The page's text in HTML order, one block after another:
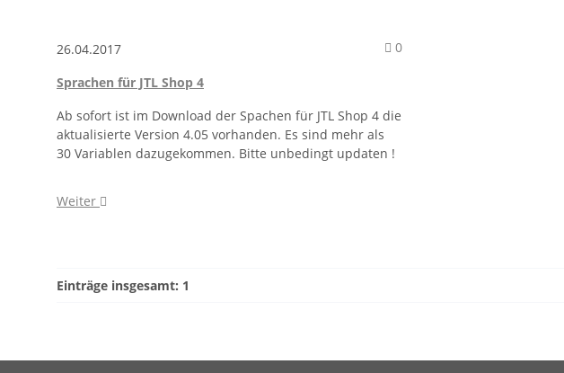
26.04.2017 Kommentare
0
Sprachen für JTL Shop 4
Ab sofort ist im Download der Spachen für JTL Shop 4 die
aktualisierte Version 4.05 vorhanden. Es sind mehr als
30 Variablen dazugekommen. Bitte unbedingt updaten !
Weiter
Einträge insgesamt: 1